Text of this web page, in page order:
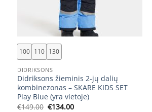
100 110 130
DIDRIKSONS
Didriksons žieminis 2-jų dalių
kombinezonas – SKARE KIDS SET
Play Blue (yra vietoje)
€149.00 Original
€134.00Current